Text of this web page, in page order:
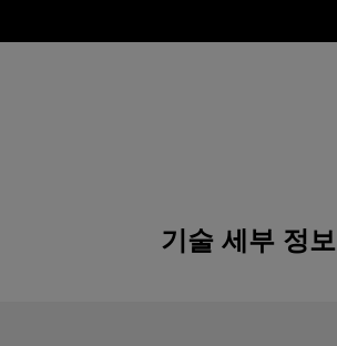
기술 세부 정보